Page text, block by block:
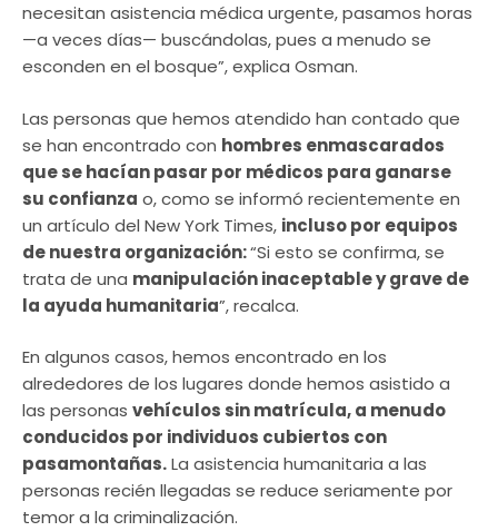
necesitan asistencia médica urgente, pasamos horas
—a veces días— buscándolas, pues a menudo se
esconden en el bosque”, explica Osman.
Las personas que hemos atendido han contado que
se han encontrado con hombres enmascarados
que se hacían pasar por médicos para ganarse
su confianza o, como se informó recientemente en
un artículo del New York Times, incluso por equipos
de nuestra organización:“Si esto se confirma, se
trata de una manipulación inaceptable y grave de
la ayuda humanitaria”, recalca.
En algunos casos, hemos encontrado en los
alrededores de los lugares donde hemos asistido a
las personas vehículos sin matrícula, a menudo
conducidos por individuos cubiertos con
pasamontañas.La asistencia humanitaria a las
personas recién llegadas se reduce seriamente por
temor a la criminalización.